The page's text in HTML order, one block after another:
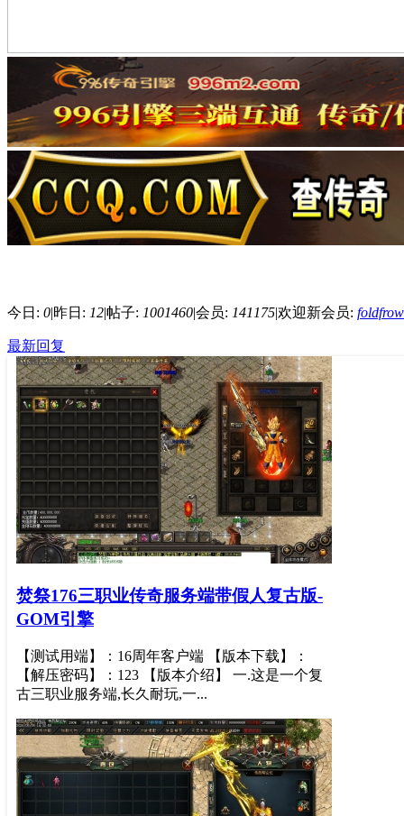
今日: 0|昨日: 12|帖子: 1001460|会员: 141175|欢迎新会员:
最新回复
焚祭176三职业传奇服务端带假人复古版-
GOM引擎
【测试用端】：16周年客户端 【版本下载】：
【解压密码】：123 【版本介绍】 一.这是一个复
古三职业服务端,长久耐玩,一...